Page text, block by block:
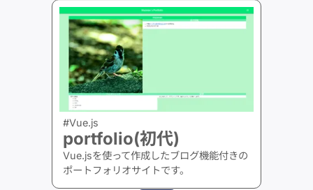
#Vue.js
portfolio(初代)
Vue.jsを使って作成したブログ機能付きの
ポートフォリオサイトです。